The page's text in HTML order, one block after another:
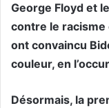
George Floyd et
contre le
ont convaincu
couleur, en
Désormais, la